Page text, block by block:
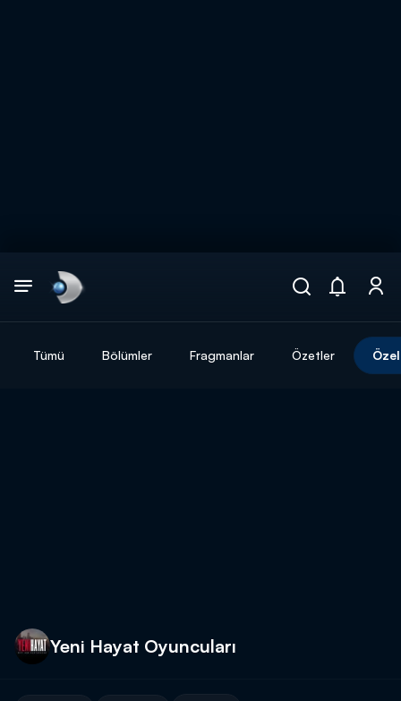
Tümü Bölümler Fragmanlar Özetler
Yeni Hayat Oyuncuları